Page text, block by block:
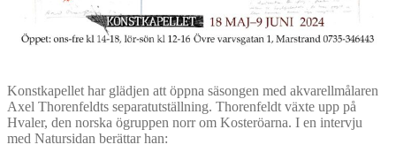
Konstkapellet har glädjen att öppna säsongen med akvarellmålaren
Axel Thorenfeldts separatutställning. Thorenfeldt växte upp på
Hvaler, den norska ögruppen norr om Kosteröarna. I en intervju
med Natursidan berättar han: